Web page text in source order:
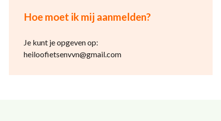
Hoe moet ik mij aanmelden?
Je kunt je opgeven op:
heiloofietsenvvn@gmail.com